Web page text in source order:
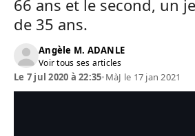
66 ans et le second, un
de 35 ans.
Angèle M. ADANLE
Voir tous ses articles
Le 7 jul 2020 à 22:35•MàJ le 17 jan 2021